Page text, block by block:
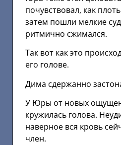
почувствовал, как
затем пошли мелкие
ритмично сжимался.
Так вот как это
его голове.
Дима сдержанно
У Юры от новых
кружилась голова.
наверное вся кровь
член.